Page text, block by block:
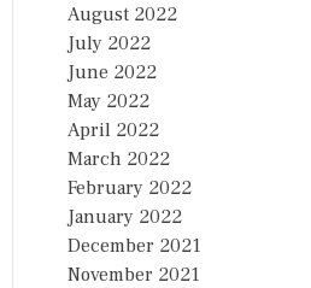
August 2022
July 2022
June 2022
May 2022
April 2022
March 2022
February 2022
January 2022
December 2021
November 2021